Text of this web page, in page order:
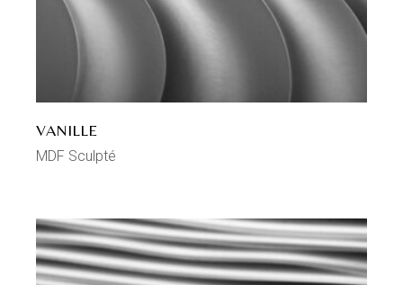
VANILLE
MDF Sculpté